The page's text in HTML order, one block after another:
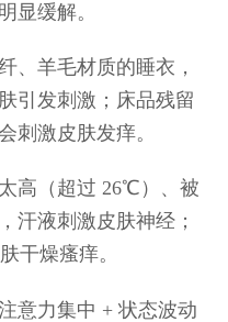
显缓解。
、羊毛材质的睡衣，
引发刺激；床品残留
刺激皮肤发痒。
高（超过 26℃）、被
汗液刺激皮肤神经；
干燥瘙痒。
意力集中 + 状态波动